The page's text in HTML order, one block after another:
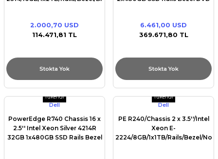
2.000,70 USD
114.471,81 TL
Stokta Yok
iDRAC9 Ent Dual Redundant
750W(1+1)
6.461,00 USD
369.671,80 TL
Stokta Yok
Tükendi
Dell
PowerEdge R740 Chassis 16 x
2.5'' Intel Xeon Silver 4214R
32GB 1x480GB SSD Rails Bezel
Tükendi
Dell
PE R240/Chassis 2 x 3.5''/Intel
Xeon E-
2224/8GB/1x1TB/Rails/Bezel/No